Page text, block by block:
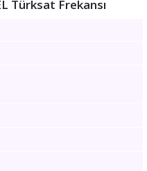
Türksat Frekansı